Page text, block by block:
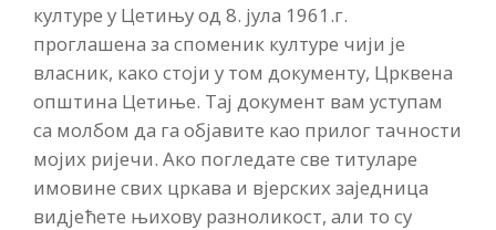
културе у Цетињу од 8. јула 1961.г.
проглашена за споменик културе чији је
власник, како стоји у том документу, Црквена
општина Цетиње. Тај документ вам уступам
са молбом да га објавите као прилог тачности
мојих ријечи. Ако погледате све титуларе
имовине свих цркава и вјерских заједница
видјећете њихову разноликост, али то су